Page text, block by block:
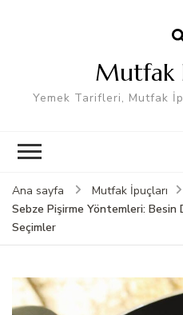
Mutfak
Yemek Tarifleri, Mutfak
Ana sayfa
Mutfak İpuçları
Sebze Pişirme Yöntemleri: Besin
Seçimler